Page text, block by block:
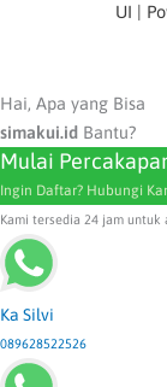
UI |
Hai, Apa yang Bisa
simakui.id Bantu?
Mulai
Ingin Daftar? Hubungi
Kami tersedia 24 jam untuk
Ka Silvi
089628522526